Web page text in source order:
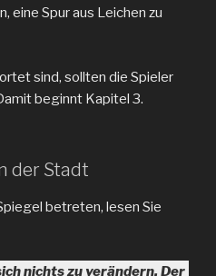
eine Spur aus Leichen zu
sind, sollten die Spieler
beginnt Kapitel 3.
der Stadt
betreten, lesen Sie
nichts zu verändern. Der